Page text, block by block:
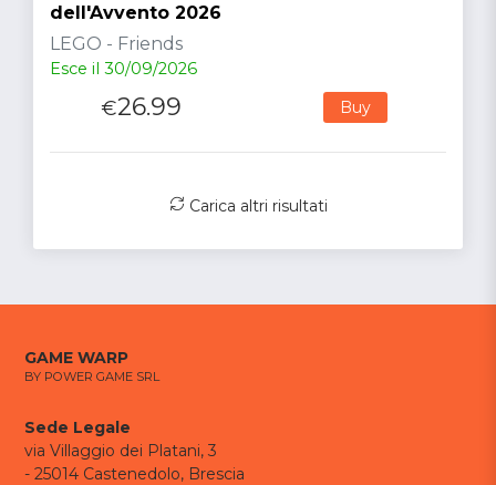
dell'Avvento 2026
LEGO - Friends
Esce il 30/09/2026
€26.99 Buy
Carica altri risultati
GAME WARP
BY POWER GAME SRL
Sede Legale
via Villaggio dei Platani, 3
- 25014 Castenedolo, Brescia